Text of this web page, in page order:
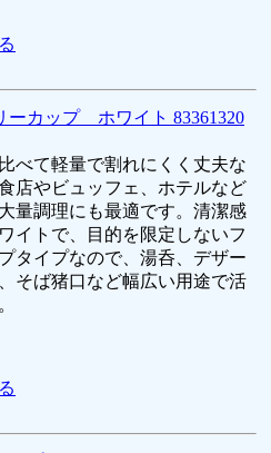
カップ ホワイト 83361320
べて軽量で割れにくく丈夫な
店やビュッフェ、ホテルなど
量調理にも最適です。清潔感
イトで、目的を限定しないフ
タイプなので、湯呑、デザー
そば猪口など幅広い用途で活